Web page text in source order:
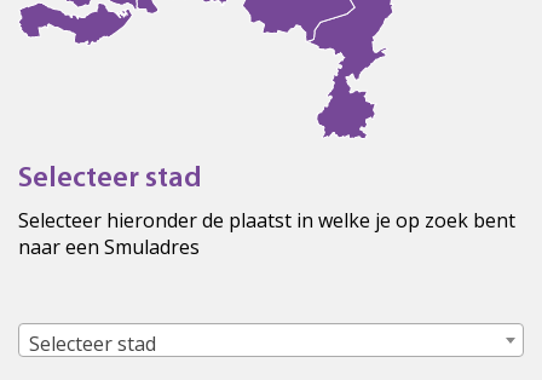
Selecteer stad
Selecteer hieronder de plaatst in welke je op zoek bent
naar een Smuladres
Selecteer stad